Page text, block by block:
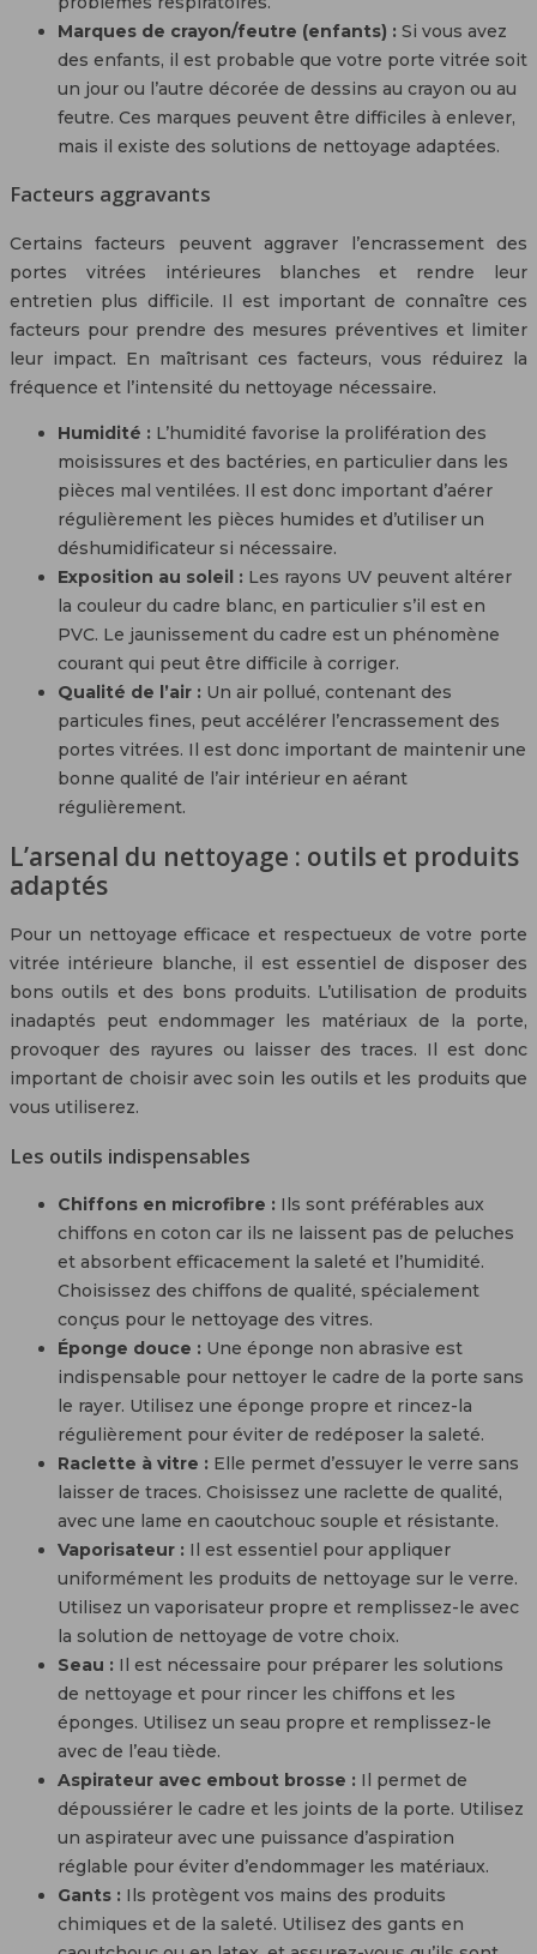
Marques de crayon/feutre (enfants) : Si vous avez
des enfants, il est probable que votre porte vitrée soit
un jour ou l’autre décorée de dessins au crayon ou au
feutre. Ces marques peuvent être difficiles à enlever,
mais il existe des solutions de nettoyage adaptées.
Facteurs aggravants
Certains facteurs peuvent aggraver l’encrassement des
portes vitrées intérieures blanches et rendre leur
entretien plus difficile. Il est important de connaître ces
facteurs pour prendre des mesures préventives et limiter
leur impact. En maîtrisant ces facteurs, vous réduirez la
fréquence et l’intensité du nettoyage nécessaire.
Humidité : L’humidité favorise la prolifération des
moisissures et des bactéries, en particulier dans les
pièces mal ventilées. Il est donc important d’aérer
régulièrement les pièces humides et d’utiliser un
déshumidificateur si nécessaire.
Exposition au soleil : Les rayons UV peuvent altérer
la couleur du cadre blanc, en particulier s’il est en
PVC. Le jaunissement du cadre est un phénomène
courant qui peut être difficile à corriger.
Qualité de l’air : Un air pollué, contenant des
particules fines, peut accélérer l’encrassement des
portes vitrées. Il est donc important de maintenir une
bonne qualité de l’air intérieur en aérant
régulièrement.
L’arsenal du nettoyage : outils et produits
adaptés
Pour un nettoyage efficace et respectueux de votre porte
vitrée intérieure blanche, il est essentiel de disposer des
bons outils et des bons produits. L’utilisation de produits
inadaptés peut endommager les matériaux de la porte,
provoquer des rayures ou laisser des traces. Il est donc
important de choisir avec soin les outils et les produits que
vous utiliserez.
Les outils indispensables
Chiffons en microfibre : Ils sont préférables aux
chiffons en coton car ils ne laissent pas de peluches
et absorbent efficacement la saleté et l’humidité.
Choisissez des chiffons de qualité, spécialement
conçus pour le nettoyage des vitres.
Éponge douce : Une éponge non abrasive est
indispensable pour nettoyer le cadre de la porte sans
le rayer. Utilisez une éponge propre et rincez-la
régulièrement pour éviter de redéposer la saleté.
Raclette à vitre : Elle permet d’essuyer le verre sans
laisser de traces. Choisissez une raclette de qualité,
avec une lame en caoutchouc souple et résistante.
Vaporisateur : Il est essentiel pour appliquer
uniformément les produits de nettoyage sur le verre.
Utilisez un vaporisateur propre et remplissez-le avec
la solution de nettoyage de votre choix.
Seau : Il est nécessaire pour préparer les solutions
de nettoyage et pour rincer les chiffons et les
éponges. Utilisez un seau propre et remplissez-le
avec de l’eau tiède.
Aspirateur avec embout brosse : Il permet de
dépoussiérer le cadre et les joints de la porte. Utilisez
un aspirateur avec une puissance d’aspiration
réglable pour éviter d’endommager les matériaux.
Gants : Ils protègent vos mains des produits
chimiques et de la saleté. Utilisez des gants en